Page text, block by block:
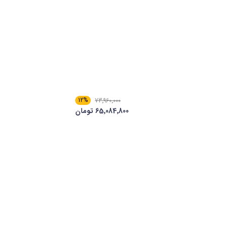
73٬960٬000
12%
65٬084٬800 تومان